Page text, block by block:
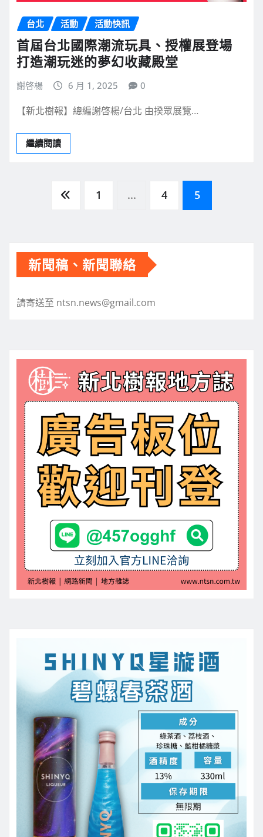
台北 活動 活動快訊
首屆台北國際潮流玩具、授權展登場
打造潮玩迷的夢幻收藏殿堂
謝啓楊 6 月 1, 2025 0
【新北樹報】總編謝啓楊/台北 由揆眾展覽…
繼續閱讀
頁
1 ... 4 5
新聞稿、新聞聯絡
請寄送至 ntsn.news@gmail.com